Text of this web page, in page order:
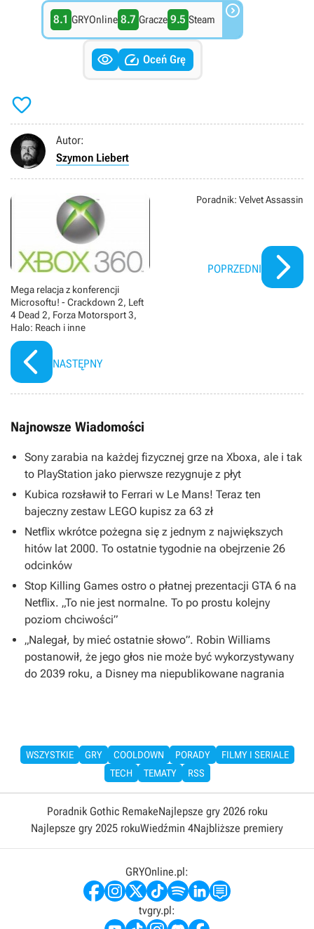
8.1 GRYOnline 8.7 Gracze 9.5 Steam 
  Oceń Grę

Autor:
Szymon Liebert
Mega relacja z konferencji
Microsoftu! - Crackdown 2, Left
4 Dead 2, Forza Motorsport 3,
Halo: Reach i inne
NASTĘPNY
Poradnik: Velvet Assassin
POPRZEDNI
Najnowsze Wiadomości
Sony zarabia na każdej fizycznej grze na Xboxa, ale i tak
to PlayStation jako pierwsze rezygnuje z płyt
Kubica rozsławił to Ferrari w Le Mans! Teraz ten
bajeczny zestaw LEGO kupisz za 63 zł
Netflix wkrótce pożegna się z jednym z największych
hitów lat 2000. To ostatnie tygodnie na obejrzenie 26
odcinków
Stop Killing Games ostro o płatnej prezentacji GTA 6 na
Netflix. „To nie jest normalne. To po prostu kolejny
poziom chciwości”
„Nalegał, by mieć ostatnie słowo”. Robin Williams
postanowił, że jego głos nie może być wykorzystywany
do 2039 roku, a Disney ma niepublikowane nagrania
WSZYSTKIE GRY COOLDOWN PORADY
FILMY I SERIALE
TECH
TEMATY RSS
Poradnik Gothic RemakeNajlepsze gry 2026 roku
Najlepsze gry 2025 rokuWiedźmin 4Najbliższe premiery
GRYOnline.pl:
tvgry.pl: